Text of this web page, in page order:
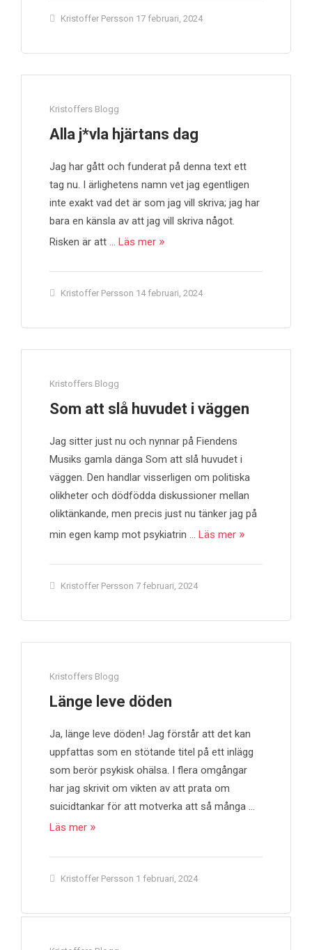
Kristoffer Persson 17 februari, 2024
Kristoffers Blogg
Alla j*vla hjärtans dag
Jag har gått och funderat på denna text ett
tag nu. I ärlighetens namn vet jag egentligen
inte exakt vad det är som jag vill skriva; jag har
bara en känsla av att jag vill skriva något.
Risken är att … Läs mer
Kristoffer Persson 14 februari, 2024
Kristoffers Blogg
Som att slå huvudet i väggen
Jag sitter just nu och nynnar på Fiendens
Musiks gamla dänga Som att slå huvudet i
väggen. Den handlar visserligen om politiska
olikheter och dödfödda diskussioner mellan
oliktänkande, men precis just nu tänker jag på
min egen kamp mot psykiatrin … Läs mer
Kristoffer Persson 7 februari, 2024
Kristoffers Blogg
Länge leve döden
Ja, länge leve döden! Jag förstår att det kan
uppfattas som en stötande titel på ett inlägg
som berör psykisk ohälsa. I flera omgångar
har jag skrivit om vikten av att prata om
suicidtankar för att motverka att så många …
Läs mer
Kristoffer Persson 1 februari, 2024